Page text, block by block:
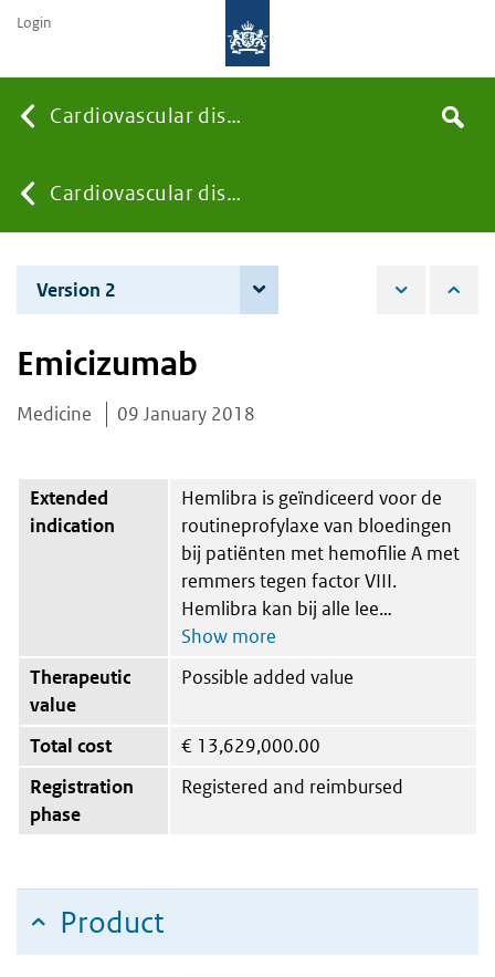
Cardiovascular diseases
You
are
here:
Cardiovascular diseases
the
Search
Login
Version 2
Emicizumab
Medicine 09 January 2018
Extended
indication
Hemlibra is geïndiceerd voor de
routineprofylaxe van bloedingen
bij patiënten met hemofilie A met
remmers tegen factor VIII.
Hemlibra kan bij alle lee
Therapeutic
value
Possible added value
Total cost € 13,629,000.00
Registration
phase
Registered and reimbursed
Product